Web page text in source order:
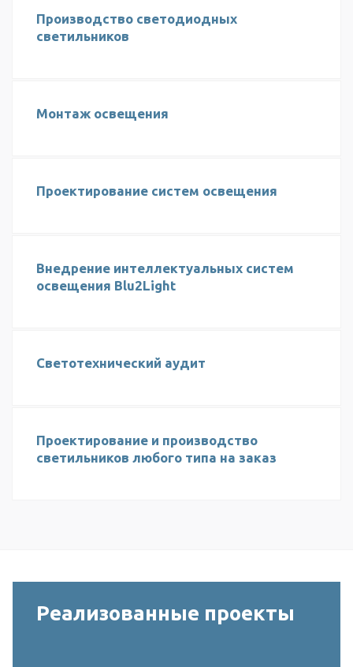
Производство светодиодных
светильников
Монтаж освещения
Проектирование систем освещения
Внедрение интеллектуальных систем
освещения Blu2Light
Светотехнический аудит
Проектирование и производство
светильников любого типа на заказ
Реализованные проекты